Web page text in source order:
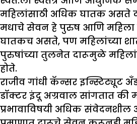
महिलांसाठी अधिक घातक असते
मधाचे सेवन हे पुरुष आणि महिला
घातकच असते, पण महिलांच्या
पुरुषांच्या तुलनेत दारूमुळे
होते.
राजीव गांधी कॅन्सर इन्स्टिट्यूट
डॉक्टर इंदू अग्रवाल सांगतात की
प्रभावाविषयी अधिक संवेदनशील